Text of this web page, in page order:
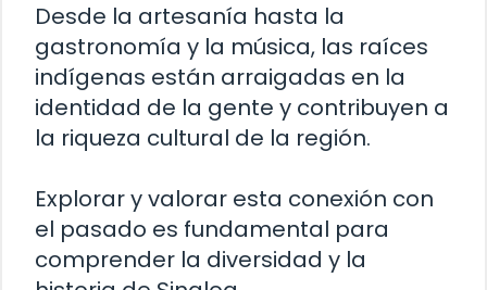
Desde la artesanía hasta la
gastronomía y la música, las raíces
indígenas están arraigadas en la
identidad de la gente y contribuyen a
la riqueza cultural de la región.
Explorar y valorar esta conexión con
el pasado es fundamental para
comprender la diversidad y la